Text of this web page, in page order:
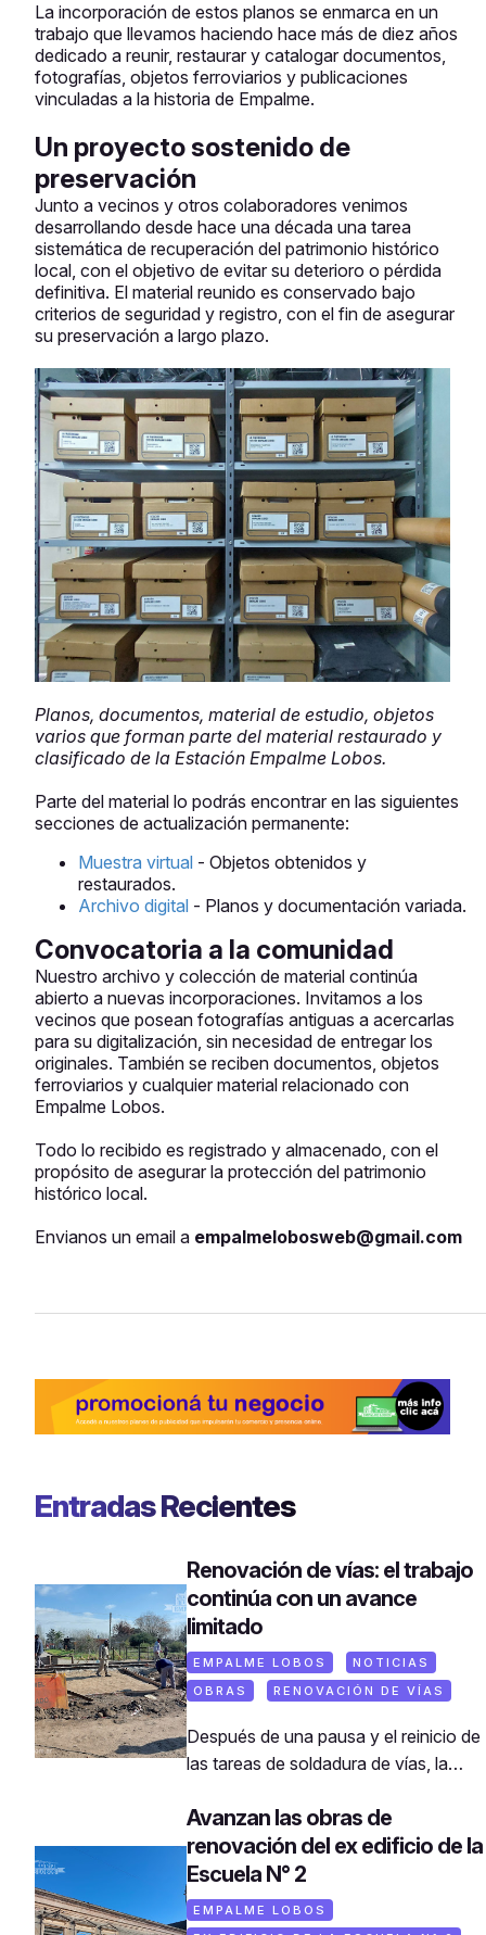
La incorporación de estos planos se enmarca en un
trabajo que llevamos haciendo hace más de diez años
dedicado a reunir, restaurar y catalogar documentos,
fotografías, objetos ferroviarios y publicaciones
vinculadas a la historia de Empalme.
Un proyecto sostenido de
preservación
Junto a vecinos y otros colaboradores venimos
desarrollando desde hace una década una tarea
sistemática de recuperación del patrimonio histórico
local, con el objetivo de evitar su deterioro o pérdida
definitiva. El material reunido es conservado bajo
criterios de seguridad y registro, con el fin de asegurar
su preservación a largo plazo.
Planos, documentos, material de estudio, objetos
varios que forman parte del material restaurado y
clasificado de la Estación Empalme Lobos.
Parte del material lo podrás encontrar en las siguientes
secciones de actualización permanente:
Muestra virtual - Objetos obtenidos y
restaurados.
Archivo digital - Planos y documentación variada.
Convocatoria a la comunidad
Nuestro archivo y colección de material continúa
abierto a nuevas incorporaciones. Invitamos a los
vecinos que posean fotografías antiguas a acercarlas
para su digitalización, sin necesidad de entregar los
originales. También se reciben documentos, objetos
ferroviarios y cualquier material relacionado con
Empalme Lobos.
Todo lo recibido es registrado y almacenado, con el
propósito de asegurar la protección del patrimonio
histórico local.
Envianos un email a empalmelobosweb@gmail.com
Entradas Recientes
Renovación de vías: el trabajo
continúa con un avance
limitado
EMPALME LOBOS
NOTICIAS
OBRAS
RENOVACIÓN DE VÍAS
Después de una pausa y el reinicio de
las tareas de soldadura de vías, la
Lobos muestra hoy un ritmo más
sostenido. Aunque el trabajo de
campo sigue siendo, en esencia, el
mismo que se venía haciendo, ahora
se percibe mayor continuidad en las
Avanzan las obras de
renovación del ex edificio de la
Escuela N° 2
EMPALME LOBOS